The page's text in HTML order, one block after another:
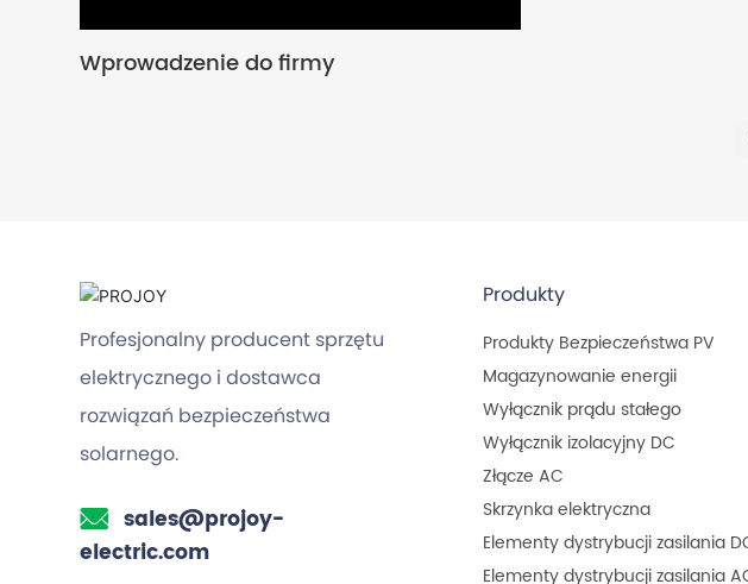
Wprowadzenie do firmy
Profesjonalny producent sprzętu
elektrycznego i dostawca
rozwiązań bezpieczeństwa
solarnego.
sales@projoy-
electric.com
Produkty
Produkty Bezpieczeństwa PV
Magazynowanie energii
Wyłącznik prądu stałego
Wyłącznik izolacyjny DC
Złącze AC
Skrzynka elektryczna
Elementy dystrybucji zasilania
Elementy dystrybucji zasilania